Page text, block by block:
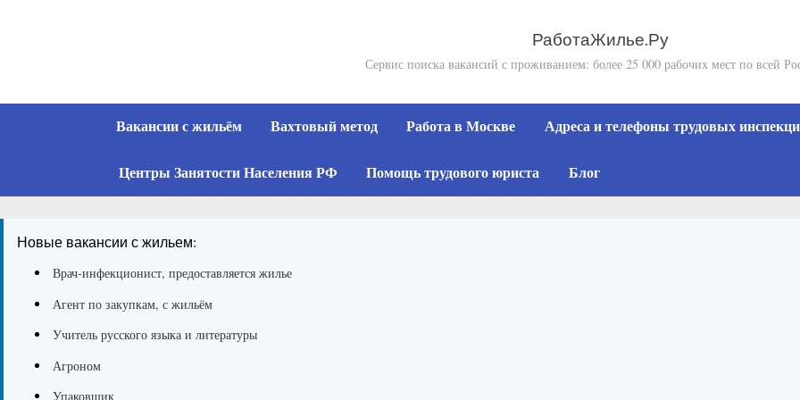
РаботаЖилье.Ру
Сервис поиска вакансий с проживанием: более 25 000 рабочих мест по всей
Вакансии с жильём Вахтовый метод Работа в Москве Адреса и телефоны трудовых
Центры Занятости Населения РФ Помощь трудового юриста Блог
Новые вакансии с жильем:
Врач-инфекционист, предоставляется жилье
Агент по закупкам, с жильём
Учитель русского языка и литературы
Агроном
Упаковщик